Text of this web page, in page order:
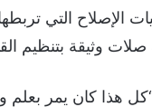
الإصلاح التي
وثيقة بتنظيم
هذا كان يمر بعلم